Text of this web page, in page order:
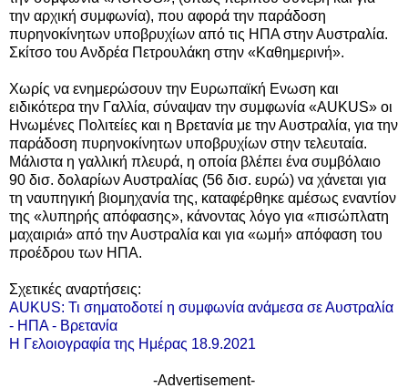
την αρχική συμφωνία), που αφορά την παράδοση
πυρηνοκίνητων υποβρυχίων από τις ΗΠΑ στην Αυστραλία.
Σκίτσο του Ανδρέα Πετρουλάκη στην «Καθημερινή».
Χωρίς να ενημερώσουν την Ευρωπαϊκή Ενωση και
ειδικότερα την Γαλλία, σύναψαν την συμφωνία «AUKUS» οι
Ηνωμένες Πολιτείες και η Βρετανία με την Αυστραλία, για την
παράδοση πυρηνοκίνητων υποβρυχίων στην τελευταία.
Μάλιστα η γαλλική πλευρά, η οποία βλέπει ένα συμβόλαιο
90 δισ. δολαρίων Αυστραλίας (56 δισ. ευρώ) να χάνεται για
τη ναυπηγική βιομηχανία της, καταφέρθηκε αμέσως εναντίον
της «λυπηρής απόφασης», κάνοντας λόγο για «πισώπλατη
μαχαιριά» από την Αυστραλία και για «ωμή» απόφαση του
προέδρου των ΗΠΑ.
Σχετικές αναρτήσεις:
AUKUS: Τι σηματοδοτεί η συμφωνία ανάμεσα σε Αυστραλία
- ΗΠΑ - Βρετανία
Η Γελοιογραφία της Ημέρας 18.9.2021
-Advertisement-